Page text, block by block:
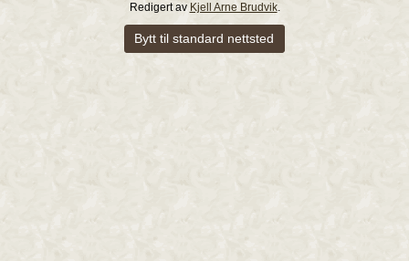
Redigert av Kjell Arne Brudvik.
Bytt til standard nettsted